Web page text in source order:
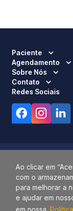
Ao clicar em
com o
para melhorar a
e ajudar em
Paciente
Agendamento
Sobre Nós
Contato
Redes Sociais
Responsável Técnico:
2026 ALLIANÇA.
14.055.768/0001-77.